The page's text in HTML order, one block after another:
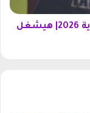
أرخص لابتوب عملي للطلاب في السعودية 2026| هيشغل